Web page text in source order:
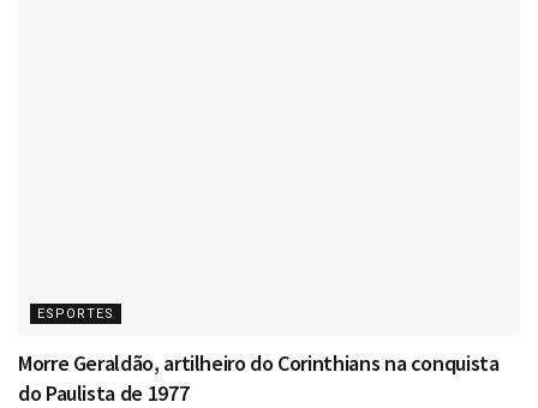
ESPORTES
Morre Geraldão, artilheiro do Corinthians na conquista
do Paulista de 1977